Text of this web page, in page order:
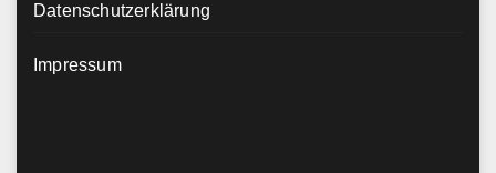
Datenschutzerklärung
Impressum